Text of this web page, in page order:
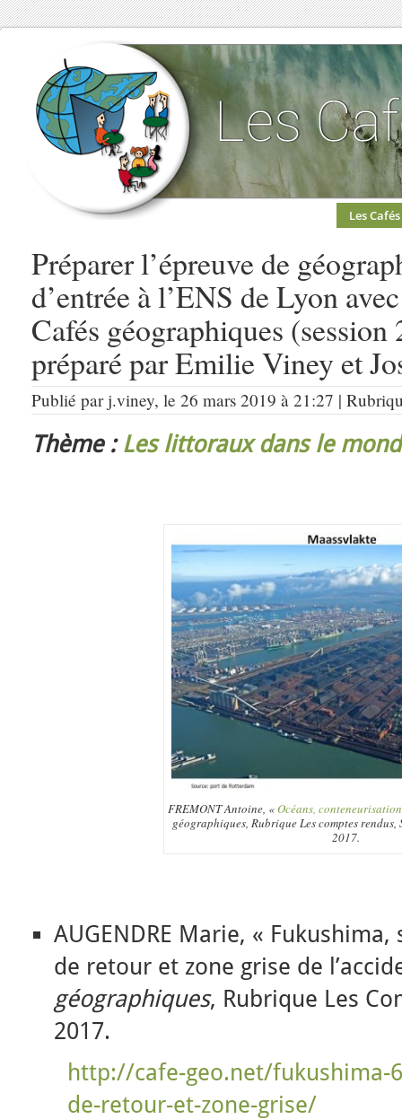
Les Cafés
Préparer l’épreuve de
d’entrée à l’ENS de Lyon
Cafés géographiques
préparé par Emilie Viney et
Publié par j.viney, le 26 mars 2019 à 21:27 |
Thème : Les littoraux dans le
FREMONT Antoine, «Océans,
géographiques, Rubrique Les comptes
2017.
AUGENDRE Marie, «
de retour et zone grise de
géographiques, Rubrique Les
2017.
http://cafe-geo.net/fukushima-
de-retour-et-zone-grise/